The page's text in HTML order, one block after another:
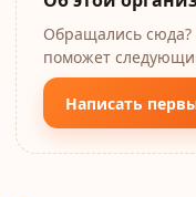
Обращались
поможет
Написать